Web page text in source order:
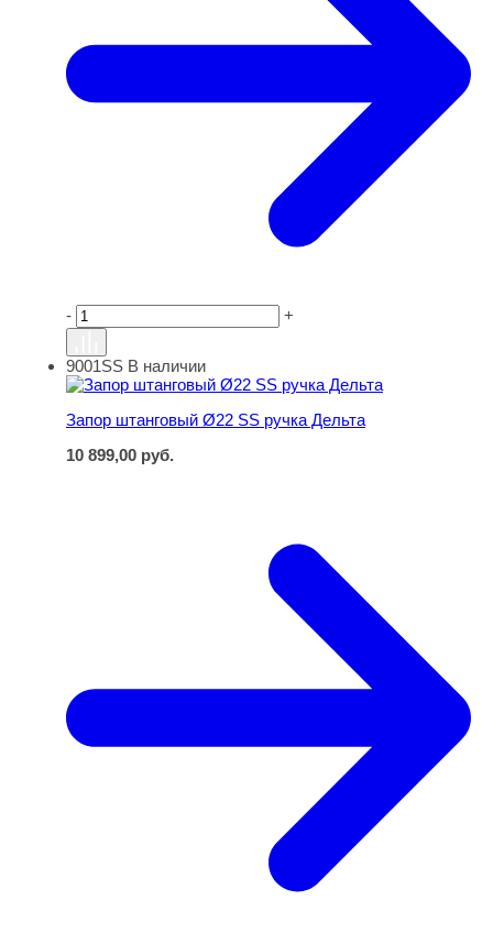
- +
Запор штанговый Ø22 SS ручка Дельта
9001SS В наличии
Запор штанговый Ø22 SS ручка Дельта
10 899,00 руб.